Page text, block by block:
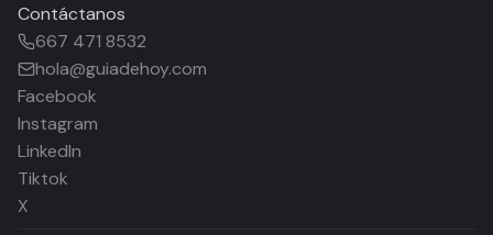
Contáctanos
667 471 8532
hola@guiadehoy.com
Facebook
Instagram
LinkedIn
Tiktok
X